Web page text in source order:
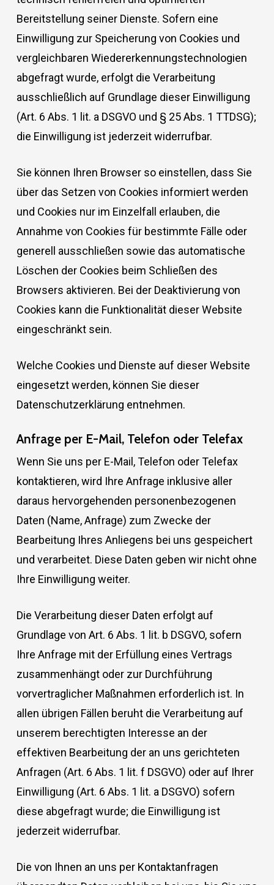
Bereitstellung seiner Dienste. Sofern eine
Einwilligung zur Speicherung von Cookies und
vergleichbaren Wiedererkennungstechnologien
abgefragt wurde, erfolgt die Verarbeitung
ausschließlich auf Grundlage dieser Einwilligung
(Art. 6 Abs. 1 lit. a DSGVO und § 25 Abs. 1 TTDSG);
die Einwilligung ist jederzeit widerrufbar.
Sie können Ihren Browser so einstellen, dass Sie
über das Setzen von Cookies informiert werden
und Cookies nur im Einzelfall erlauben, die
Annahme von Cookies für bestimmte Fälle oder
generell ausschließen sowie das automatische
Löschen der Cookies beim Schließen des
Browsers aktivieren. Bei der Deaktivierung von
Cookies kann die Funktionalität dieser Website
eingeschränkt sein.
Welche Cookies und Dienste auf dieser Website
eingesetzt werden, können Sie dieser
Datenschutzerklärung entnehmen.
Anfrage per E-Mail, Telefon oder Telefax
Wenn Sie uns per E-Mail, Telefon oder Telefax
kontaktieren, wird Ihre Anfrage inklusive aller
daraus hervorgehenden personenbezogenen
Daten (Name, Anfrage) zum Zwecke der
Bearbeitung Ihres Anliegens bei uns gespeichert
und verarbeitet. Diese Daten geben wir nicht ohne
Ihre Einwilligung weiter.
Die Verarbeitung dieser Daten erfolgt auf
Grundlage von Art. 6 Abs. 1 lit. b DSGVO, sofern
Ihre Anfrage mit der Erfüllung eines Vertrags
zusammenhängt oder zur Durchführung
vorvertraglicher Maßnahmen erforderlich ist. In
allen übrigen Fällen beruht die Verarbeitung auf
unserem berechtigten Interesse an der
effektiven Bearbeitung der an uns gerichteten
Anfragen (Art. 6 Abs. 1 lit. f DSGVO) oder auf Ihrer
Einwilligung (Art. 6 Abs. 1 lit. a DSGVO) sofern
diese abgefragt wurde; die Einwilligung ist
jederzeit widerrufbar.
Die von Ihnen an uns per Kontaktanfragen